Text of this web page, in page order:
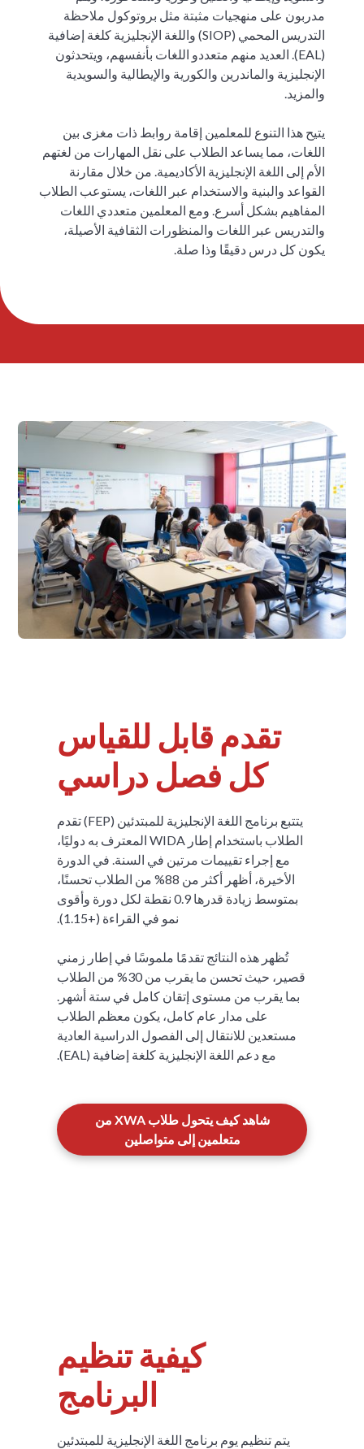
مدربون على منهجيات مثبتة مثل بروتوكول ملاحظة
التدريس المحمي (SIOP) واللغة الإنجليزية كلغة إضافية
(EAL). العديد منهم متعددو اللغات بأنفسهم، ويتحدثون
الإنجليزية والماندرين والكورية والإيطالية والسويدية
والمزيد.
يتيح هذا التنوع للمعلمين إقامة روابط ذات مغزى بين
اللغات، مما يساعد الطلاب على نقل المهارات من لغتهم
الأم إلى اللغة الإنجليزية الأكاديمية. من خلال مقارنة
القواعد والبنية والاستخدام عبر اللغات، يستوعب الطلاب
المفاهيم بشكل أسرع. ومع المعلمين متعددي اللغات
والتدريس عبر اللغات والمنظورات الثقافية الأصيلة،
يكون كل درس دقيقًا وذا صلة.
تقدم قابل للقياس
كل فصل دراسي
يتتبع برنامج اللغة الإنجليزية للمبتدئين (FEP) تقدم
الطلاب باستخدام إطار WIDA المعترف به دوليًا،
مع إجراء تقييمات مرتين في السنة. في الدورة
الأخيرة، أظهر أكثر من 88% من الطلاب تحسنًا،
بمتوسط زيادة قدرها 0.9 نقطة لكل دورة وأقوى
نمو في القراءة (+1.15).
تُظهر هذه النتائج تقدمًا ملموسًا في إطار زمني
قصير، حيث تحسن ما يقرب من 30% من الطلاب
بما يقرب من مستوى إتقان كامل في ستة أشهر.
على مدار عام كامل، يكون معظم الطلاب
مستعدين للانتقال إلى الفصول الدراسية العادية
مع دعم اللغة الإنجليزية كلغة إضافية (EAL).
شاهد كيف يتحول طلاب XWA من
متعلمين إلى متواصلين
كيفية تنظيم
البرنامج
يتم تنظيم يوم برنامج اللغة الإنجليزية للمبتدئين